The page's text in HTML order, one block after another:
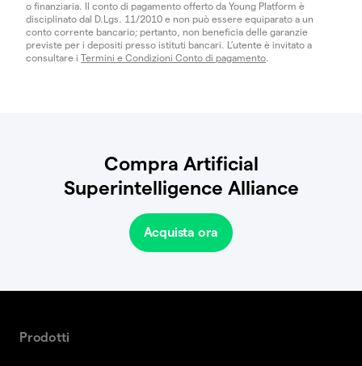
o finanziaria. Il conto di pagamento offerto da Young Platform è
disciplinato dal D.Lgs. 11/2010 e non può essere equiparato a un
conto corrente bancario; pertanto, non beneficia delle garanzie
previste per i depositi presso istituti bancari. L’utente è invitato a
consultare i Termini e Condizioni Conto di pagamento.
Compra Artificial
Superintelligence Alliance
Acquista ora
Prodotti